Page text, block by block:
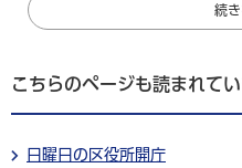
続
こちらのページも読まれて
日曜日の区役所開庁